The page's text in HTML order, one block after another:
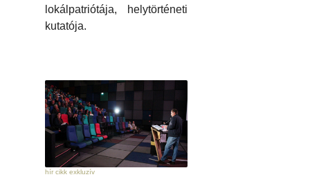
lokálpatriótája, helytörténeti
kutatója.
hír cikk exkluzív